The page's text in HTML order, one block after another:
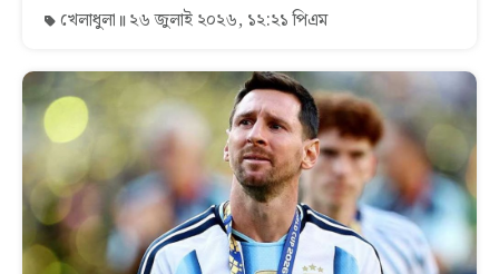
খেলাধুলা ২৬ জুলাই ২০২৬, ১২:২১ পিএম